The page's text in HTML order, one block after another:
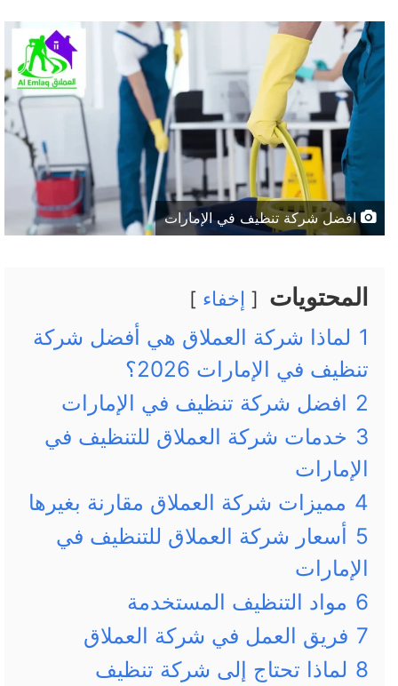
افضل شركة تنظيف في الإمارات
المحتويات إخفاء
1 لماذا شركة العملاق هي أفضل شركة
تنظيف في الإمارات 2026؟
2 افضل شركة تنظيف في الإمارات
3 خدمات شركة العملاق للتنظيف في
الإمارات
4 مميزات شركة العملاق مقارنة بغيرها
5 أسعار شركة العملاق للتنظيف في
الإمارات
6 مواد التنظيف المستخدمة
7 فريق العمل في شركة العملاق
8 لماذا تحتاج إلى شركة تنظيف